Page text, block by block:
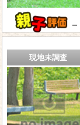
－
現地未調査